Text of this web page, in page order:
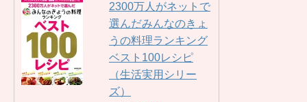
2300万人がネットで
選んだみんなのきょ
うの料理ランキング
ベスト100レシピ
（生活実用シリー
ズ）